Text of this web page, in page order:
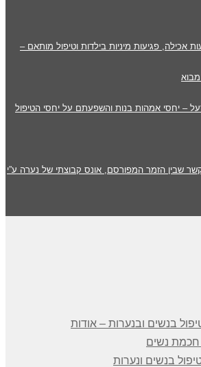
אכילה, פגיעות מיניות בילדות וטיפול מותאם –
– יחסי אמהות בנות והשפעתם על יחסי הטיפול
שבין הזמר המפורסם, אונס קבוצתי של נערה ע”י
בנשים ובנערות – אודות
חכמת נשים
בנשים ונערות